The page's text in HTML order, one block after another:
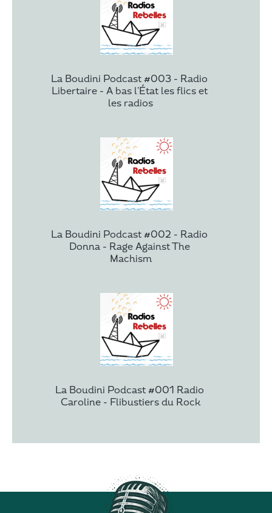
La Boudini Podcast #003 - Radio
Libertaire - A bas l'État les flics et
les radios
La Boudini Podcast #002 - Radio
Donna - Rage Against The
Machism
La Boudini Podcast #001 Radio
Caroline - Flibustiers du Rock